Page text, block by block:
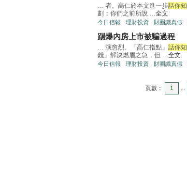
... 者。高仁於本文進一步話你知
劃：你們之前所說 ...全文
今日信報 理財投資 財圈識真假
踢爆內房上市被騙過程
... 演愈烈。「高仁指點」 話你知
錢」解決燃眉之急，但 ...全文
今日信報 理財投資 財圈識真假
頁數： 1 ...